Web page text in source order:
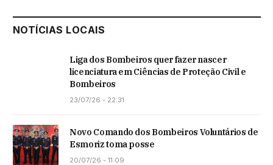
NOTÍCIAS LOCAIS
Liga dos Bombeiros quer fazer nascer
licenciatura em Ciências de Proteção Civil e
Bombeiros
23/07/26 - 22:31
Novo Comando dos Bombeiros Voluntários de
Esmoriz toma posse
20/07/26 - 11:09